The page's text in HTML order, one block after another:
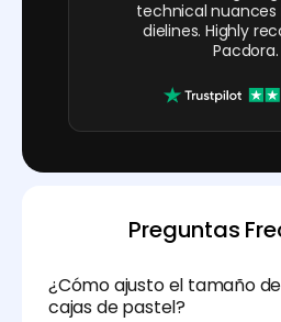
technical nuances
dielines. Highly
Pacdora.
Preguntas
¿Cómo ajusto el tamaño
cajas de pastel?